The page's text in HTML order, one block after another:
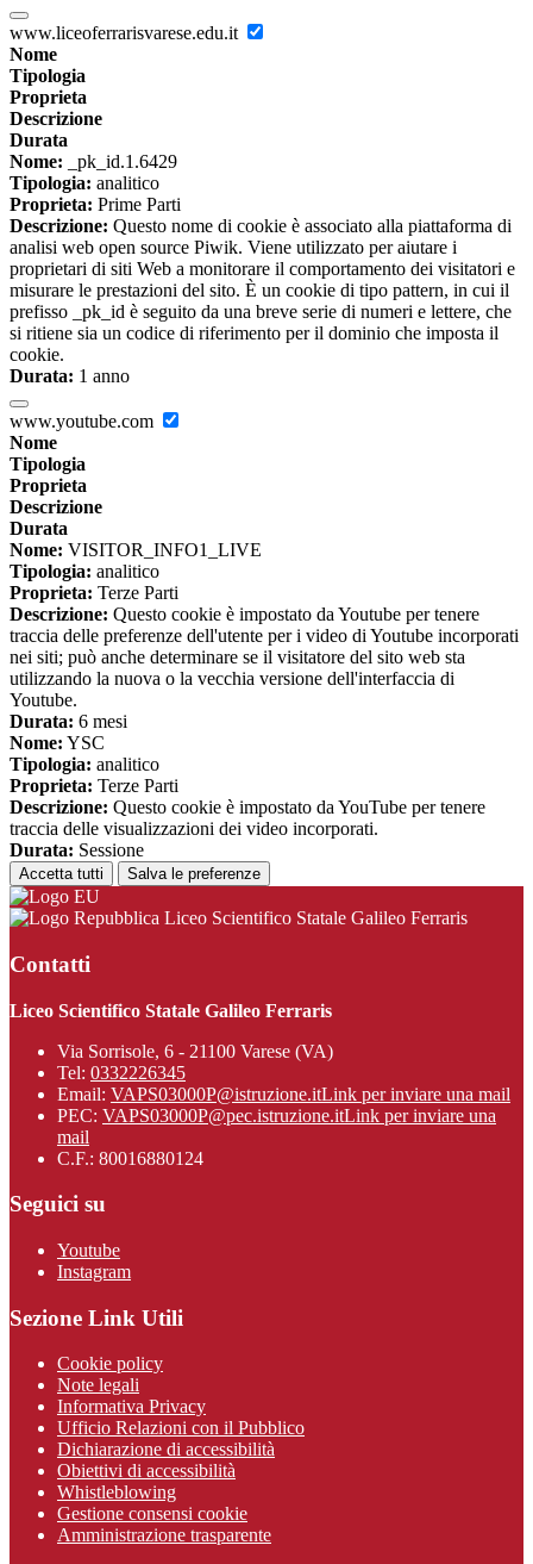
www.liceoferrarisvarese.edu.it
Nome
Tipologia
Proprieta
Descrizione
Durata
Nome: _pk_id.1.6429
Tipologia: analitico
Proprieta: Prime Parti
Descrizione: Questo nome di cookie è associato alla piattaforma di
analisi web open source Piwik. Viene utilizzato per aiutare i
proprietari di siti Web a monitorare il comportamento dei visitatori e
misurare le prestazioni del sito. È un cookie di tipo pattern, in cui il
prefisso _pk_id è seguito da una breve serie di numeri e lettere, che
si ritiene sia un codice di riferimento per il dominio che imposta il
cookie.
Durata: 1 anno
www.youtube.com
Nome
Tipologia
Proprieta
Descrizione
Durata
Nome: VISITOR_INFO1_LIVE
Tipologia: analitico
Proprieta: Terze Parti
Descrizione: Questo cookie è impostato da Youtube per tenere
traccia delle preferenze dell'utente per i video di Youtube incorporati
nei siti; può anche determinare se il visitatore del sito web sta
utilizzando la nuova o la vecchia versione dell'interfaccia di
Youtube.
Durata: 6 mesi
Nome: YSC
Tipologia: analitico
Proprieta: Terze Parti
Descrizione: Questo cookie è impostato da YouTube per tenere
traccia delle visualizzazioni dei video incorporati.
Durata: Sessione
Accetta tutti Salva le preferenze
Liceo Scientifico Statale Galileo Ferraris
Contatti
Liceo Scientifico Statale Galileo Ferraris
Via Sorrisole, 6 - 21100 Varese (VA)
Tel: 0332226345
Email: VAPS03000P@istruzione.itLink per inviare una mail
PEC: VAPS03000P@pec.istruzione.itLink per inviare una
mail
C.F.: 80016880124
Seguici su
Youtube
Instagram
Sezione Link Utili
Cookie policy
Note legali
Informativa Privacy
Ufficio Relazioni con il Pubblico
Dichiarazione di accessibilità
Obiettivi di accessibilità
Whistleblowing
Gestione consensi cookie
Amministrazione trasparente